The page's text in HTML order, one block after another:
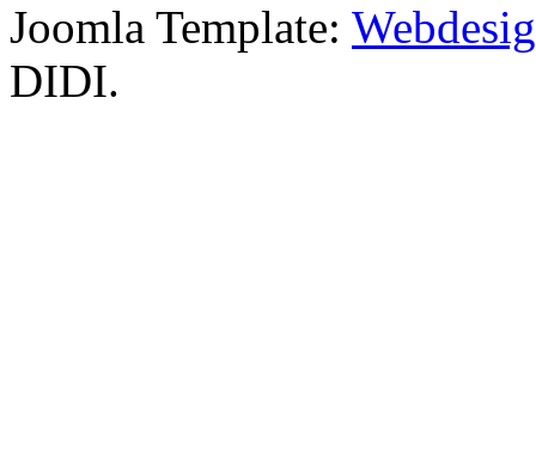
Joomla Template:
DIDI.